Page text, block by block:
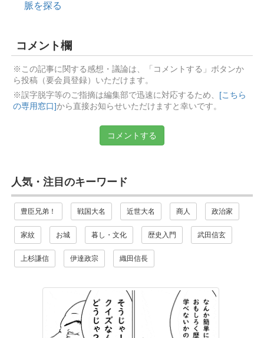
脈を探る
コメント欄
※この記事に関する感想・議論は、「コメントする」ボタンか
ら投稿（要会員登録）いただけます。
※誤字脱字等のご指摘は編集部で迅速に対応するため、
[こちら
の専用窓口]から直接お知らせいただけますと幸いです。
コメントする
人気・注目のキーワード
豊臣兄弟！ 戦国大名 近世大名 商人 政治家
家紋 お城 暮し・文化 歴史入門 武田信玄
上杉謙信 伊達政宗 織田信長